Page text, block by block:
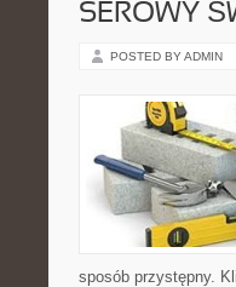
SEROWY
POSTED BY ADMIN
sposób przystępny.